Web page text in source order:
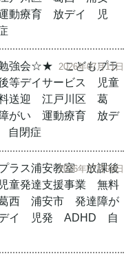
動療育 放デイ 児
強会☆★ こどもプラ
等デイサービス 児童
送迎 江戸川区 葛
がい 運動療育 放デ
閉症
2026年07月11日
ス浦安教室 放課後
童発達支援事業 無料
西 浦安市 発達障が
イ 児発 ADHD 自
2026年07月08日